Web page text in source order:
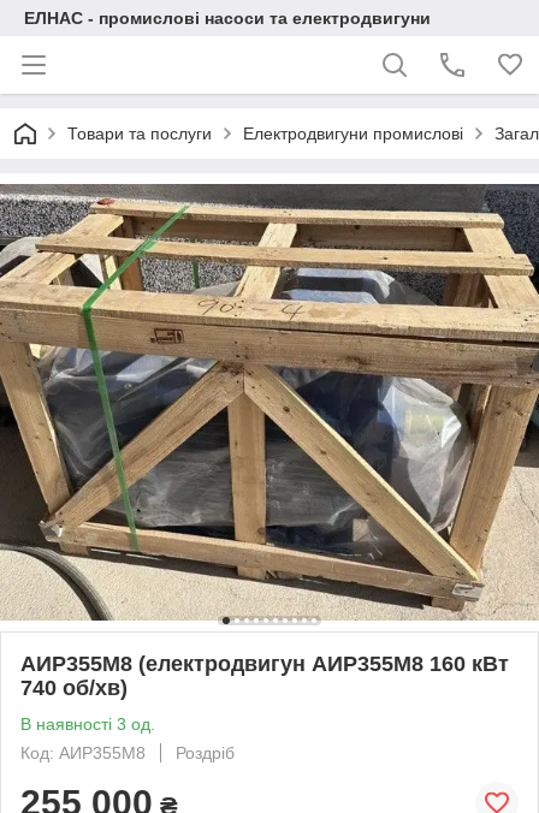
ЕЛНАС - промислові насоси та електродвигуни
Товари та послуги Електродвигуни промислові
АИР355М8 (електродвигун АИР355М8 160 кВт
740 об/хв)
В наявності 3 од.
Код: АИР355М8
Роздріб
255 000 ₴